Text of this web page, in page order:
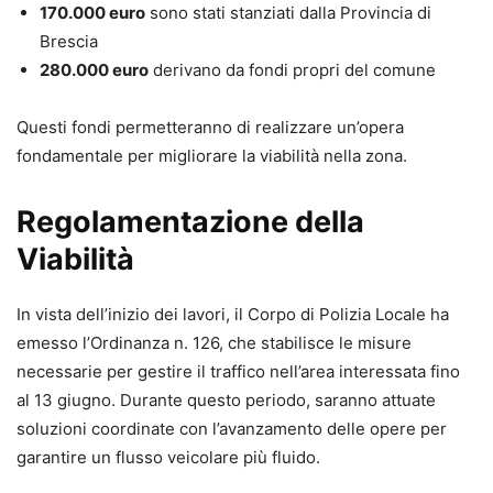
170.000 euro sono stati stanziati dalla Provincia di
Brescia
280.000 euro derivano da fondi propri del comune
Questi fondi permetteranno di realizzare un’opera
fondamentale per migliorare la viabilità nella zona.
Regolamentazione della
Viabilità
In vista dell’inizio dei lavori, il Corpo di Polizia Locale ha
emesso l’Ordinanza n. 126, che stabilisce le misure
necessarie per gestire il traffico nell’area interessata fino
al 13 giugno. Durante questo periodo, saranno attuate
soluzioni coordinate con l’avanzamento delle opere per
garantire un flusso veicolare più fluido.